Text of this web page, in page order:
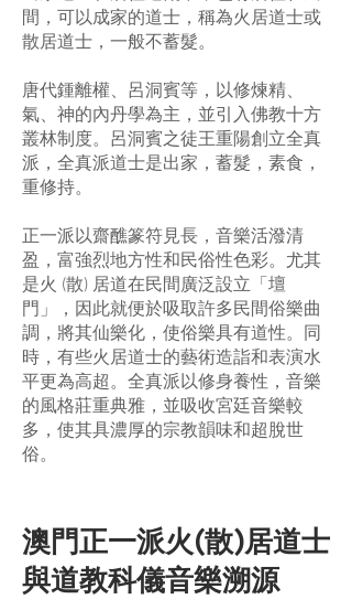
間，可以成家的道士，稱為火居道士或
散居道士，一般不蓄髮。
唐代鍾離權、呂洞賓等，以修煉精、
氣、神的內丹學為主，並引入佛教十方
叢林制度。呂洞賓之徒王重陽創立全真
派，全真派道士是出家，蓄髮，素食，
重修持。
正一派以齋醮篆符見長，音樂活潑清
盈，富強烈地方性和民俗性色彩。尤其
是火 (散) 居道在民間廣泛設立「壇
門」，因此就便於吸取許多民間俗樂曲
調，將其仙樂化，使俗樂具有道性。同
時，有些火居道士的藝術造詣和表演水
平更為高超。全真派以修身養性，音樂
的風格莊重典雅，並吸收宮廷音樂較
多，使其具濃厚的宗教韻味和超脫世
俗。
澳門正一派火(散)居道士
與道教科儀音樂溯源